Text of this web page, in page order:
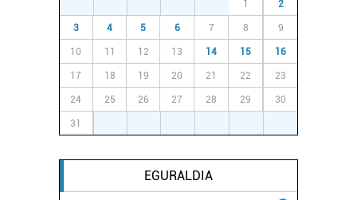
1 2
3 4 5 6 7 8 9
10 11 12 13 14 15 16
17 18 19 20 21 22 23
24 25 26 27 28 29 30
31
EGURALDIA